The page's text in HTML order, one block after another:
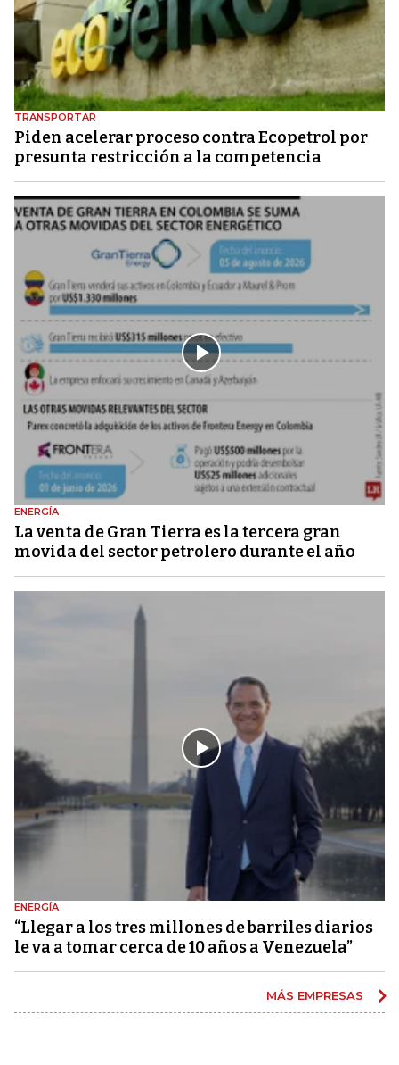
TRANSPORTAR
Piden acelerar proceso contra Ecopetrol por
presunta restricción a la competencia
ENERGÍA
La venta de Gran Tierra es la tercera gran
movida del sector petrolero durante el año
ENERGÍA
“Llegar a los tres millones de barriles diarios
le va a tomar cerca de 10 años a Venezuela”
MÁS EMPRESAS